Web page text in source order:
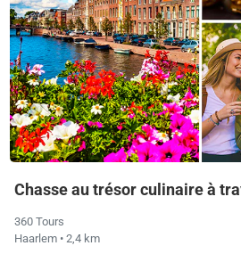
Chasse au trésor culinaire à
360 Tours
Haarlem • 2,4 km